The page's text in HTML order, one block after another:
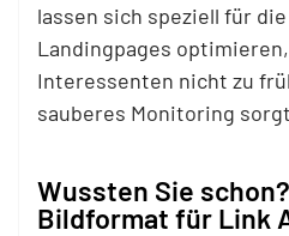
lassen sich speziell für
Landingpages
Interessenten nicht zu
sauberes Monitoring
Wussten Sie
Bildformat für Link